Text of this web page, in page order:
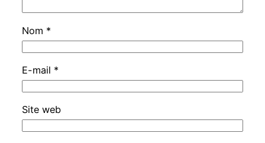
Nom *
E-mail *
Site web